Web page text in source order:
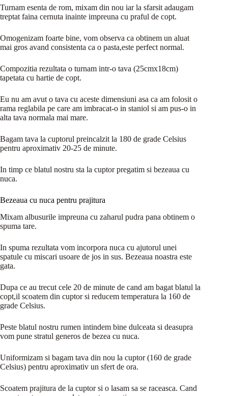
Turnam esenta de rom, mixam din nou iar la sfarsit adaugam
treptat faina cernuta inainte impreuna cu praful de copt.
Omogenizam foarte bine, vom observa ca obtinem un aluat
mai gros avand consistenta ca o pasta,este perfect normal.
Compozitia rezultata o turnam intr-o tava (25cmx18cm)
tapetata cu hartie de copt.
Eu nu am avut o tava cu aceste dimensiuni asa ca am folosit o
rama reglabila pe care am imbracat-o in staniol si am pus-o in
alta tava normala mai mare.
Bagam tava la cuptorul preincalzit la 180 de grade Celsius
pentru aproximativ 20-25 de minute.
In timp ce blatul nostru sta la cuptor pregatim si bezeaua cu
nuca.
Bezeaua cu nuca pentru prajitura
Mixam albusurile impreuna cu zaharul pudra pana obtinem o
spuma tare.
In spuma rezultata vom incorpora nuca cu ajutorul unei
spatule cu miscari usoare de jos in sus. Bezeaua noastra este
gata.
Dupa ce au trecut cele 20 de minute de cand am bagat blatul la
copt,il scoatem din cuptor si reducem temperatura la 160 de
grade Celsius.
Peste blatul nostru rumen intindem bine dulceata si deasupra
vom pune stratul generos de bezea cu nuca.
Uniformizam si bagam tava din nou la cuptor (160 de grade
Celsius) pentru aproximativ un sfert de ora.
Scoatem prajitura de la cuptor si o lasam sa se raceasca. Cand